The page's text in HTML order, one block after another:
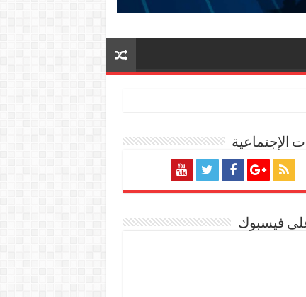
الإجتماعية
على فيسبوك